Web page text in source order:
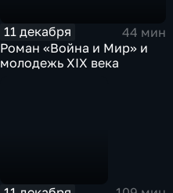
11 декабря
44 мин
Роман «Война и Мир» и
молодежь XIX века